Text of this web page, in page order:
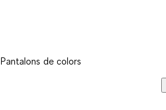
Pantalons de colors